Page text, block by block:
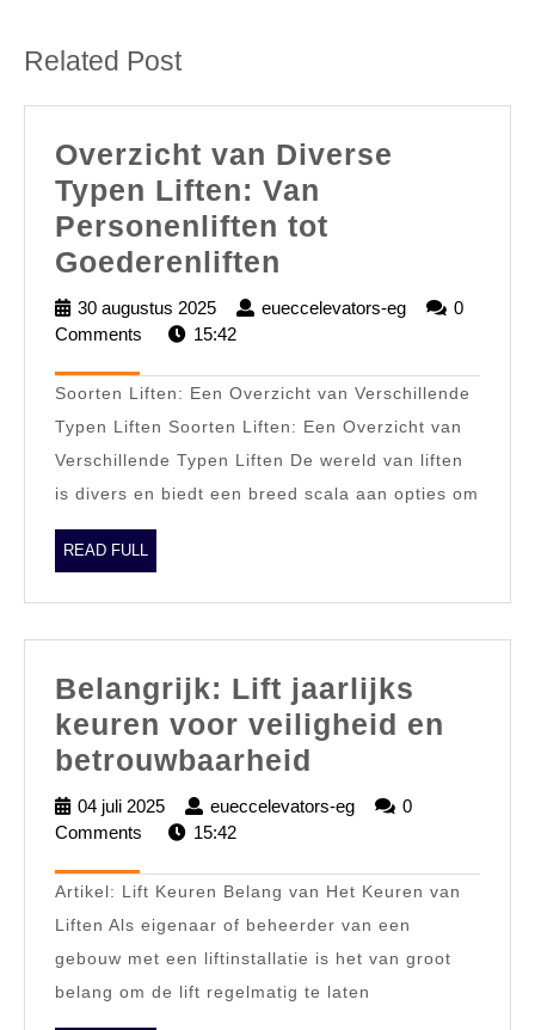
Related Post
Overzicht van Diverse
Typen Liften: Van
Personenliften tot
Goederenliften
van
Typen
Liften:
Van
Personenliften
30 augustus 2025
30
augustus
eueccelevators-eg
0
Comments
15:42
Soorten Liften: Een Overzicht van Verschillende
Typen Liften Soorten Liften: Een Overzicht van
Verschillende Typen Liften De wereld van liften
is divers en biedt een breed scala aan opties om
READ FULL
FULL
Belangrijk: Lift jaarlijks
keuren voor veiligheid en
betrouwbaarheid
Lift
keuren
voor
veiligheid
en
04 juli 2025
04
juli
eueccelevators-eg
eueccelevators-
0
Comments
15:42
Artikel: Lift Keuren Belang van Het Keuren van
Liften Als eigenaar of beheerder van een
gebouw met een liftinstallatie is het van groot
belang om de lift regelmatig te laten